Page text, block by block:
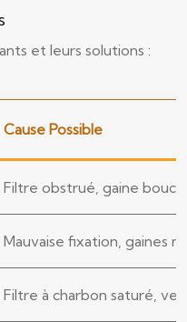
et leurs solutions :
Cause Possible
Filtre obstrué, gaine
Mauvaise fixation, gaines
Filtre à charbon saturé,